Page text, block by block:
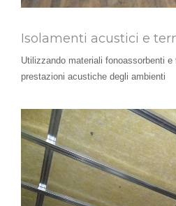
Isolamenti acustici e
Utilizzando materiali fonoassorbenti
prestazioni acustiche degli ambienti